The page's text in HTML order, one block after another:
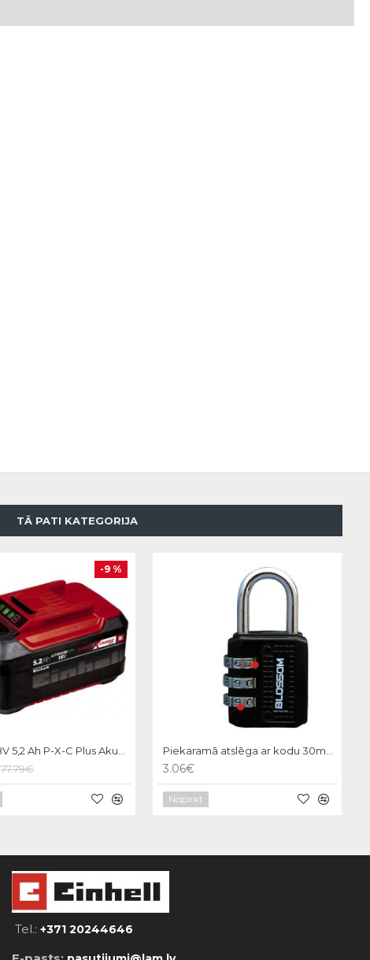
TĀ PATI KATEGORIJA
-9 %
77.79€ 3.06€
Nopirkt
Tel.:+371 20244646